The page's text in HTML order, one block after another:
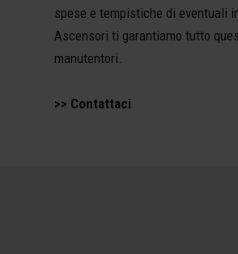
spese e tempistiche di eventuali
Ascensori ti garantiamo tutto
manutentori.
>> Contattaci